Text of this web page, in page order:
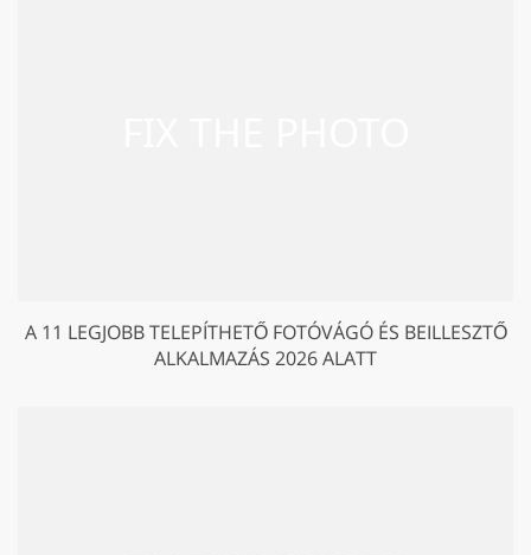
A 11 LEGJOBB TELEPÍTHETŐ FOTÓVÁGÓ ÉS BEILLESZTŐ
ALKALMAZÁS 2026 ALATT